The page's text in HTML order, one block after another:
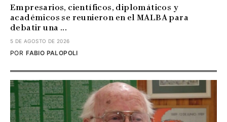
Empresarios, científicos, diplomáticos y
académicos se reunieron en el MALBA para
debatir una ...
5 DE AGOSTO DE 2026
FABIO PALOPOLI
POR